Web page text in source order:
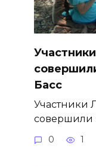
Басс
Участники
совершили
0 1